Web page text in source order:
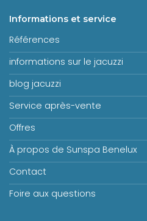
Informations et service
Références
informations sur le jacuzzi
blog jacuzzi
Service après-vente
Offres
À propos de Sunspa Benelux
Contact
Foire aux questions